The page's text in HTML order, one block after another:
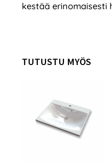
kestää erinomaisesti
TUTUSTU MYÖS